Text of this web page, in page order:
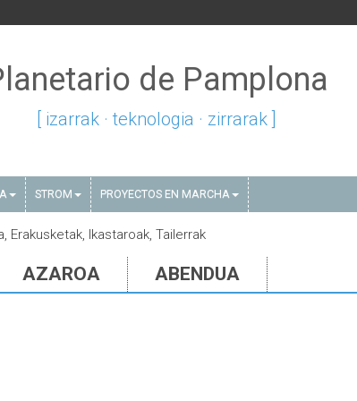
de Pamplona
[ izarrak · teknologia · zirrarak ]
STROM PROYECTOS EN MARCHA
Erakusketak, Ikastaroak, Tailerrak
AZAROA ABENDUA